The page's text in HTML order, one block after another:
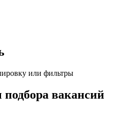
или фильтры
вакансий